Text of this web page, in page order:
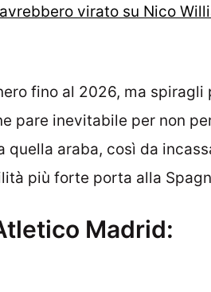
virato su Nico
fino al 2026, ma spiragli
pare inevitabile per non
quella araba, così da
più forte porta alla
Madrid: